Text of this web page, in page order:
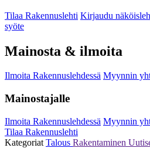
Tilaa Rakennuslehti Kirjaudu
syöte
Mainosta & ilmoita
Ilmoita Rakennuslehdessä Myynnin
Mainostajalle
Ilmoita Rakennuslehdessä Myynnin
Tilaa Rakennuslehti
Kategoriat Talous Rakentaminen